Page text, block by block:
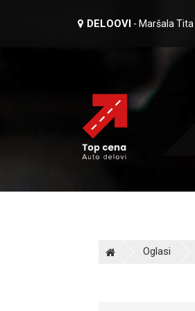
DELOOVI - Maršala
Oglasi